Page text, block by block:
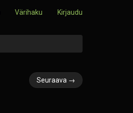
Värihaku Kirjaudu
Seuraava →